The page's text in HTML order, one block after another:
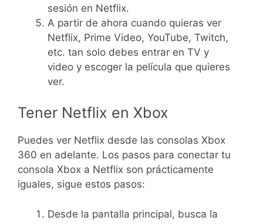
sesión en Netflix.
A partir de ahora cuando quieras ver
Netflix, Prime Video, YouTube, Twitch,
etc. tan solo debes entrar en TV y
video y escoger la película que quieres
ver.
Tener Netflix en Xbox
Puedes ver Netflix desde las consolas Xbox
360 en adelante. Los pasos para conectar tu
consola Xbox a Netflix son prácticamente
iguales, sigue estos pasos:
Desde la pantalla principal, busca la